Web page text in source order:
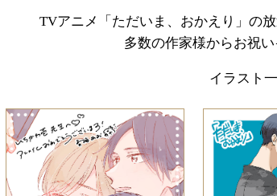
TVアニメ「ただいま、おかえり」の
多数の作家様からお祝
イラスト